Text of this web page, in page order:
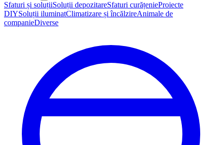
Sfaturi și soluțiiSoluții depozitareSfaturi curățenieProiecte
DIYSoluții iluminatClimatizare și încălzireAnimale de
companieDiverse